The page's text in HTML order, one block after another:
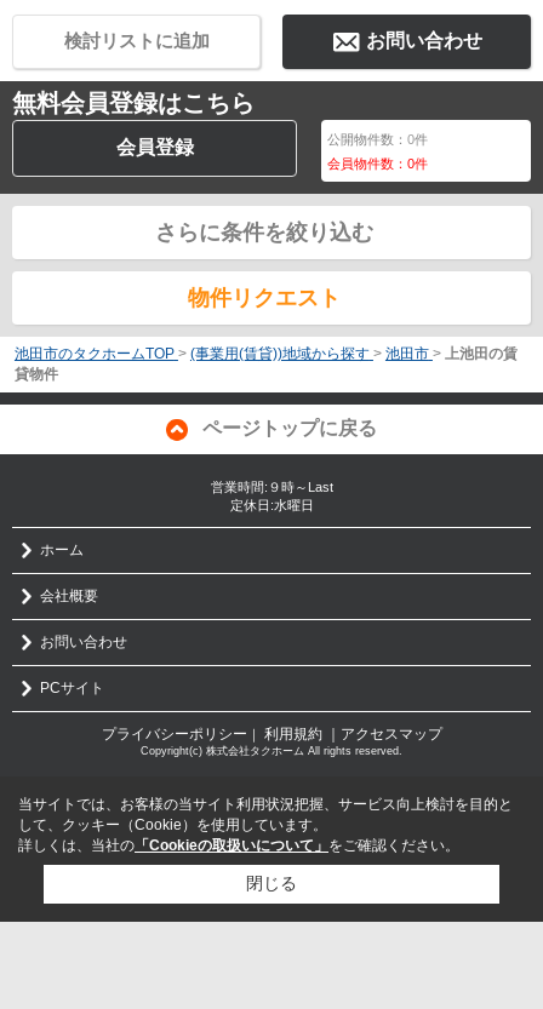
お問い合わせ
検討リストに追加
無料会員登録はこちら
会員登録 公開物件数：0件
会員物件数：0件
さらに条件を絞り込む
物件リクエスト
池田市のタクホームTOP > (事業用(賃貸))地域から探す > 池田市 > 上池田の賃
貸物件
ページトップに戻る
営業時間:９時～Last
定休日:水曜日
ホーム
会社概要
お問い合わせ
PCサイト
プライバシーポリシー ｜ 利用規約 ｜アクセスマップ
Copyright(c) 株式会社タクホーム All rights reserved.
当サイトでは、お客様の当サイト利用状況把握、サービス向上検討を目的と
して、クッキー（Cookie）を使用しています。
詳しくは、当社の 「Cookieの取扱いについて」 をご確認ください。
閉じる